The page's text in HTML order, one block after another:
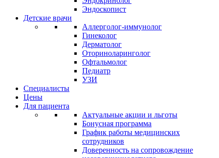
Эндоскопист
Детские врачи
Аллерголог-иммунолог
Гинеколог
Дерматолог
Оториноларинголог
Офтальмолог
Педиатр
УЗИ
Специалисты
Цены
Для пациента
Актуальные акции и льготы
Бонусная программа
График работы медицинских
сотрудников
Доверенность на сопровождение